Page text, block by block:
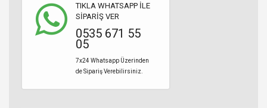
TIKLA WHATSAPP İLE
SİPARİŞ VER
0535 671 55
05
7x24 Whatsapp Üzerinden
de Sipariş Verebilirsiniz.